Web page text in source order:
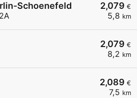
2,079 €
5,8 km
Schoenefeld
2,079 €
8,2 km
2,089 €
7,5 km